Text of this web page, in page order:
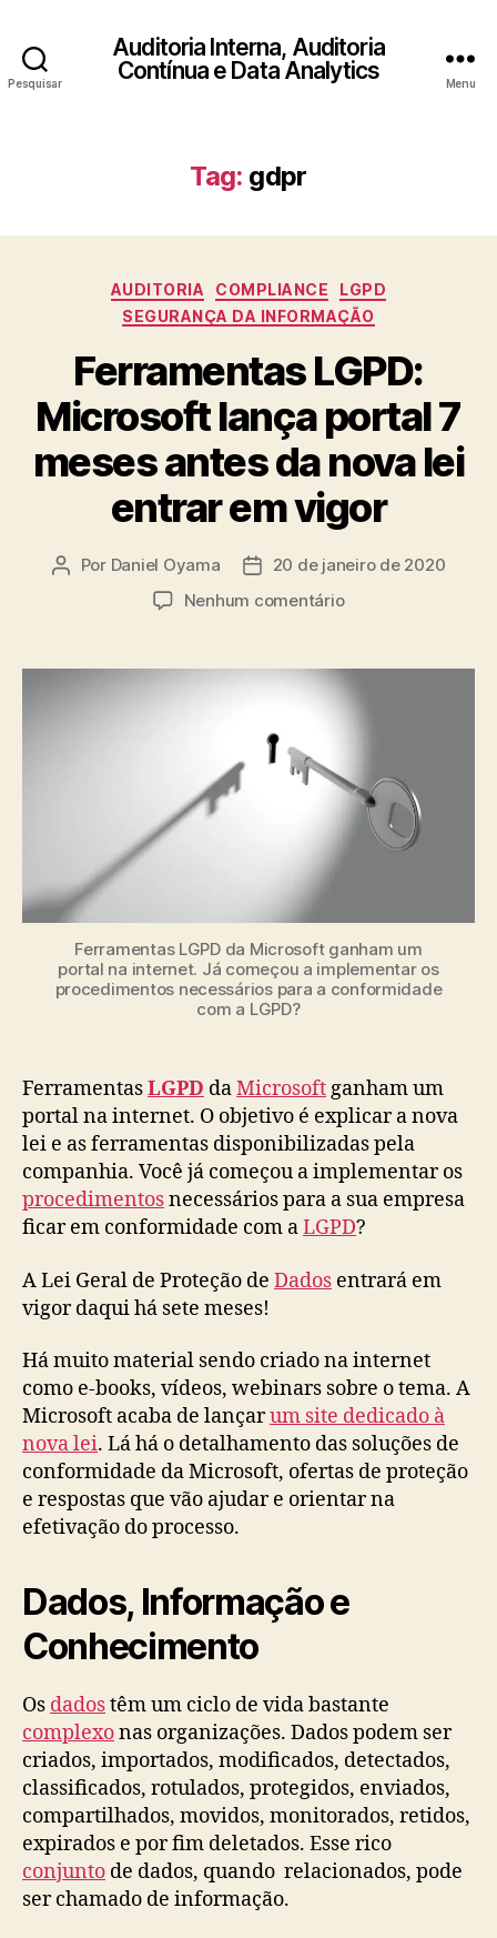
Pesquisar
Auditoria Interna, Auditoria
Contínua e Data Analytics
Menu
Tag: gdpr
Categorias
AUDITORIA COMPLIANCE
LGPD
SEGURANÇA DA INFORMAÇÃO
Ferramentas LGPD:
Microsoft lança portal 7
meses antes da nova lei
entrar em vigor
Autor
Por Daniel Oyama
Data20 de janeiro de 2020
Nenhum comentárioem
Microsoft
lança
antes
nova
vigor
Ferramentas LGPD da Microsoft ganham um
portal na internet. Já começou a implementar os
procedimentos necessários para a conformidade
com a LGPD?
FerramentasLGPD daMicrosoftganham um
portal na internet. O objetivo é explicar a nova
lei e as ferramentas disponibilizadas pela
companhia. Você já começou a implementar os
procedimentosnecessários para a sua empresa
ficar em conformidade com aLGPD?
A Lei Geral de Proteção de Dados entrará em
vigor daqui há sete meses!
Há muito material sendo criado na internet
como e-books, vídeos, webinars sobre o tema. A
Microsoft acaba de lançarum site dedicado à
nova lei. Lá há o detalhamento das soluções de
conformidade da Microsoft, ofertas de proteção
e respostas que vão ajudar e orientar na
efetivação do processo.
Dados, Informação e
Conhecimento
Os dadostêm um ciclo de vida bastante
complexonas organizações. Dados podem ser
criados, importados, modificados, detectados,
classificados, rotulados, protegidos, enviados,
compartilhados, movidos, monitorados, retidos,
expirados e por fim deletados. Esse rico
conjunto de dados, quando relacionados, pode
ser chamado de informação.